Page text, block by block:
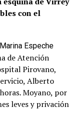
con el
Espeche
de Atención
Pirovano,
Alberto
Moyano, por
leves y privación